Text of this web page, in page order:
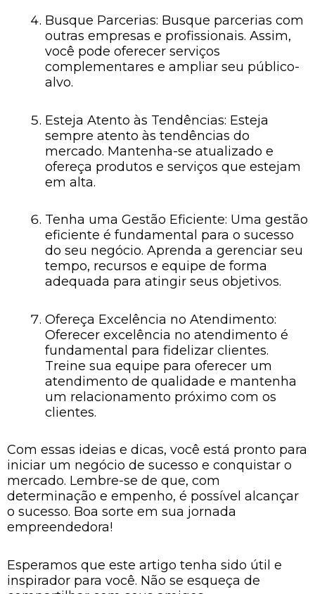
Busque Parcerias: Busque parcerias com
outras empresas e profissionais. Assim,
você pode oferecer serviços
complementares e ampliar seu público-
alvo.
Esteja Atento às Tendências: Esteja
sempre atento às tendências do
mercado. Mantenha-se atualizado e
ofereça produtos e serviços que estejam
em alta.
Tenha uma Gestão Eficiente: Uma gestão
eficiente é fundamental para o sucesso
do seu negócio. Aprenda a gerenciar seu
tempo, recursos e equipe de forma
adequada para atingir seus objetivos.
Ofereça Excelência no Atendimento:
Oferecer excelência no atendimento é
fundamental para fidelizar clientes.
Treine sua equipe para oferecer um
atendimento de qualidade e mantenha
um relacionamento próximo com os
clientes.
Com essas ideias e dicas, você está pronto para
iniciar um negócio de sucesso e conquistar o
mercado. Lembre-se de que, com
determinação e empenho, é possível alcançar
o sucesso. Boa sorte em sua jornada
empreendedora!
Esperamos que este artigo tenha sido útil e
inspirador para você. Não se esqueça de